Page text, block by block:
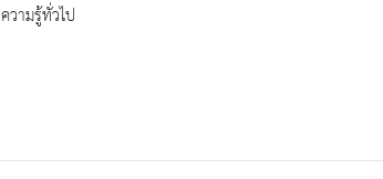
ความรู้ทั่วไป